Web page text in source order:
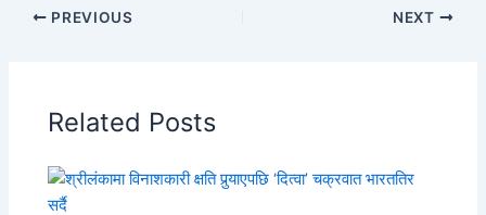
PREVIOUS NEXT
Related Posts